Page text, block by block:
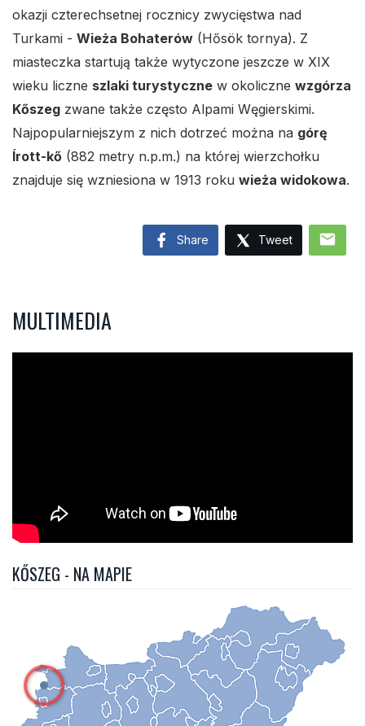
okazji czterechsetnej rocznicy zwycięstwa nad
Turkami - Wieża Bohaterów (Hősök tornya). Z
miasteczka startują także wytyczone jeszcze w XIX
wieku liczne szlaki turystyczne w okoliczne wzgórza
Kőszeg zwane także często Alpami Węgierskimi.
Najpopularniejszym z nich dotrzeć można na górę
Írott-kő (882 metry n.p.m.) na której wierzchołku
znajduje się wzniesiona w 1913 roku wieża widokowa.
Share Tweet mail
MULTIMEDIA
KŐSZEG - NA MAPIE